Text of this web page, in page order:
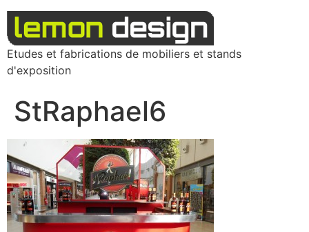
Etudes et fabrications de mobiliers et stands
d'exposition
StRaphael6